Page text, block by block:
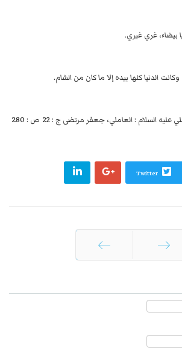
بيضاء، غري غيري.‌
الدنيا كلها بيده إلا ما كان من ‌الشام.‌
السلام : العاملي، جعفر مرتضى ج : 22 ص :